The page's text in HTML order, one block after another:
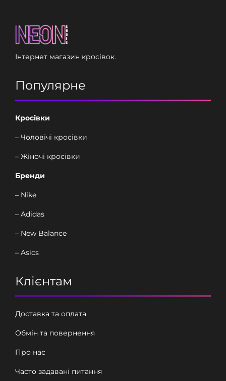
Інтернет магазин кросівок.
Популярне
Кросівки
– Чоловічі кросівки
– Жіночі кросівки
Бренди
– Nike
– Adidas
– New Balance
– Asics
Клієнтам
Доставка та оплата
Обмін та повернення
Про нас
Часто задавані питання